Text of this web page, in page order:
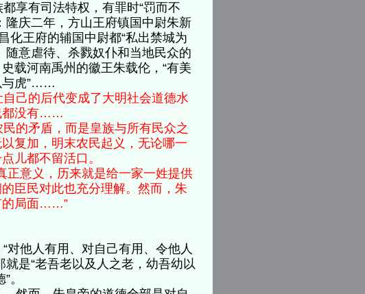
享有司法特权，有罪时“罚而不
隆庆二年，方山王府镇国中尉朱新
化王府的辅国中尉都“私出禁城为
意虐待、杀戮奴仆和当地民众的
载河南禹州的徽王朱载伦，“有美
以与虎”……
己的后代变成了大明社会道德水
线都没有……
的矛盾，而是皇族与所有民众之
复加，明末农民起义，无论哪一
点儿都不留活口。
意义，历来就是给一家一姓提供
臣民对此也充分理解。然而，朱
的局面……”
他人有用、对自己有用、令他人
是“老吾老以及人之老，幼吾幼以
”。